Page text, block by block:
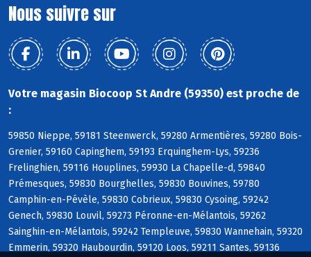
Nous suivre sur
Votre magasin Biocoop St Andre (59350) est proche de
:
59850 Nieppe, 59181 Steenwerck, 59280 Armentières, 59280 Bois-
Grenier, 59160 Capinghem, 59193 Erquinghem-Lys, 59236
Frelinghien, 59116 Houplines, 59930 La Chapelle-d, 59840
Prémesques, 59830 Bourghelles, 59830 Bouvines, 59780
Camphin-en-Pévèle, 59830 Cobrieux, 59830 Cysoing, 59242
Genech, 59830 Louvil, 59273 Péronne-en-Mélantois, 59262
Sainghin-en-Mélantois, 59242 Templeuve, 59830 Wannehain, 59320
Emmerin, 59320 Haubourdin, 59120 Loos, 59211 Santes, 59136